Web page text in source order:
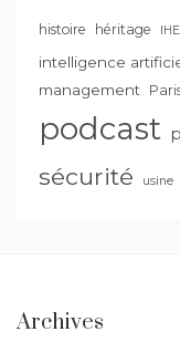
histoire héritage
intelligence
management
podcast
sécurité usine
Archives